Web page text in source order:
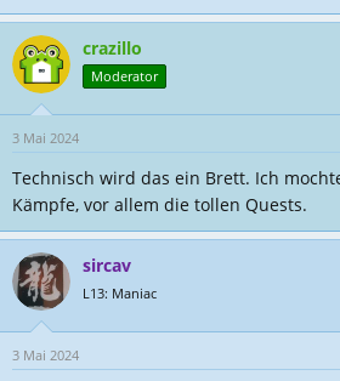
crazillo
Moderator
3 Mai 2024
Technisch wird das ein Brett. Ich
Kämpfe, vor allem die tollen Quests.
sircav
L13: Maniac
3 Mai 2024